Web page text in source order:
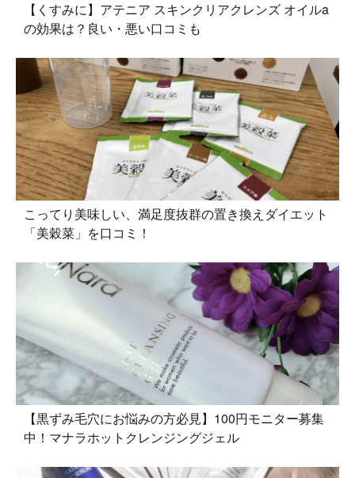
【くすみに】アテニア スキンクリアクレンズ オイルa
の効果は？良い・悪い口コミも
こってり美味しい、満足度抜群の置き換えダイエット
「美穀菜」を口コミ！
【黒ずみ毛穴にお悩みの方必見】100円モニター募集
中！マナラホットクレンジングジェル